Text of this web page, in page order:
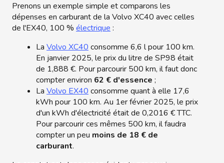
Prenons un exemple simple et comparons les
dépenses en carburant de la Volvo XC40 avec celles
de l'EX40, 100 % électrique :
La Volvo XC40 consomme 6,6 l pour 100 km.
En janvier 2025, le prix du litre de SP98 était
de 1,888 €. Pour parcourir 500 km, il faut donc
compter environ 62 € d'essence ;
La Volvo EX40 consomme quant à elle 17,6
kWh pour 100 km. Au 1er février 2025, le prix
d'un kWh d'électricité était de 0,2016 € TTC.
Pour parcourir ces mêmes 500 km, il faudra
compter un peu moins de 18 € de
carburant.